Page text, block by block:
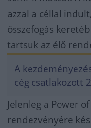
azzal a céllal
összefogás
tartsuk az élő
A
cég csatlakozott
Jelenleg a Power
rendezvényére